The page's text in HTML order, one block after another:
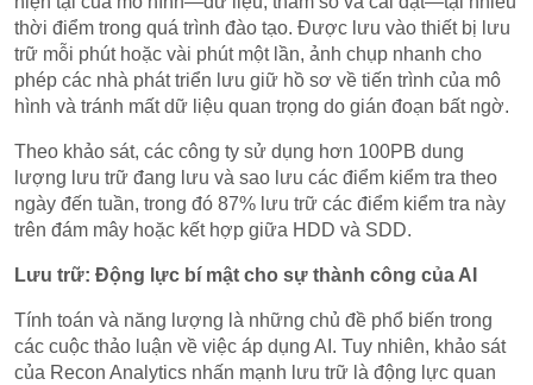
thời điểm trong quá trình đào tạo. Được lưu vào thiết bị lưu
trữ mỗi phút hoặc vài phút một lần, ảnh chụp nhanh cho
phép các nhà phát triển lưu giữ hồ sơ về tiến trình của mô
hình và tránh mất dữ liệu quan trọng do gián đoạn bất ngờ.
Theo khảo sát, các công ty sử dụng hơn 100PB dung
lượng lưu trữ đang lưu và sao lưu các điểm kiểm tra theo
ngày đến tuần, trong đó 87% lưu trữ các điểm kiểm tra này
trên đám mây hoặc kết hợp giữa HDD và SDD.
Lưu trữ: Động lực bí mật cho sự thành công của AI
Tính toán và năng lượng là những chủ đề phổ biến trong
các cuộc thảo luận về việc áp dụng AI. Tuy nhiên, khảo sát
của Recon Analytics nhấn mạnh lưu trữ là động lực quan